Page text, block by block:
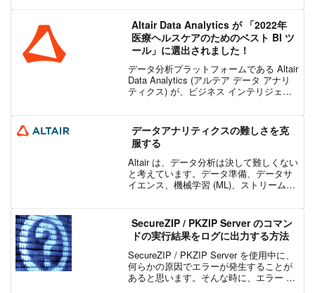
Altair Data Analytics が 「2022年
医療ヘルスケアのためのベスト BI ツ
ール」に選出されました！
データ分析プラットフォームである Altair
Data Analytics (アルテア データ アナリ
ティクス) が、ビジネス インテリジェン
「2...
データアナリティクスの難しさを克
服する
Altair は、データ分析は決して難しくない
と考えています。データ準備、データサ
イエンス、機械学習 (ML)、ストリームデ
Works™ は、データへの...
SecureZIP / PKZIP Server のコマン
ドの実行結果をログに出力する方法
SecureZIP / PKZIP Server を使用中に、
何らかの原因でエラーが発生することが
あると思います。そんな時に、エラー メ